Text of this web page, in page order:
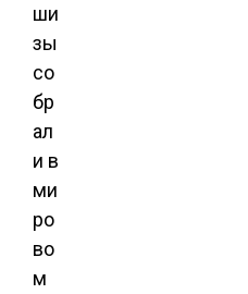
ши
зы
со
бр
ал
и в
ми
ро
во
м